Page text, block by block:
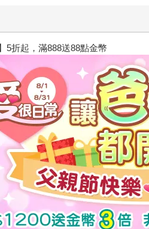
5折起，滿888送88點金幣